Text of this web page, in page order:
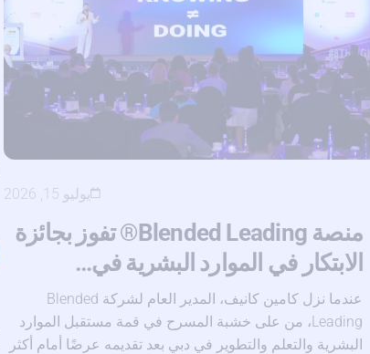
يوليو 15, 2026
منصة Blended Leading® تفوز بجائزة
الابتكار في الموارد البشرية في…
عندما نزل كامين كانيف، المدير العام لشركة Blended
Leading، من على خشبة المسرح في قمة مستقبل الموارد
البشرية والتعلم والتطوير في دبي بعد تقديمه عرضًا أمام أكثر